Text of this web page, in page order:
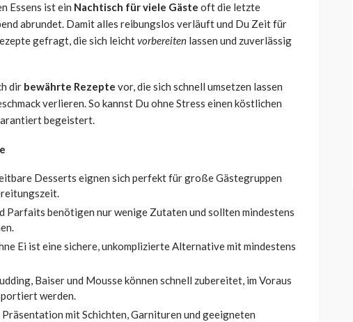
Essens ist ein Nachtisch für viele Gäste oft die letzte
abrundet. Damit alles reibungslos verläuft und Du Zeit für
gefragt, die sich leichtvorbereiten lassen und zuverlässig
dir bewährte Rezepte vor, die sich schnell umsetzen lassen
verlieren. So kannst Du ohne Stress einen köstlichen
begeistert.
Desserts eignen sich perfekt für große Gästegruppen
Parfaits benötigen nur wenige Zutaten und sollten mindestens
Ei ist eine sichere, unkomplizierte Alternative mit mindestens
Baiser und Mousse können schnell zubereitet, im Voraus
werden.
mit Schichten, Garnituren und geeigneten
nie Fragen
Ideen für
325 Fahrenheit in Celsius
umrechnen: So funktioniert